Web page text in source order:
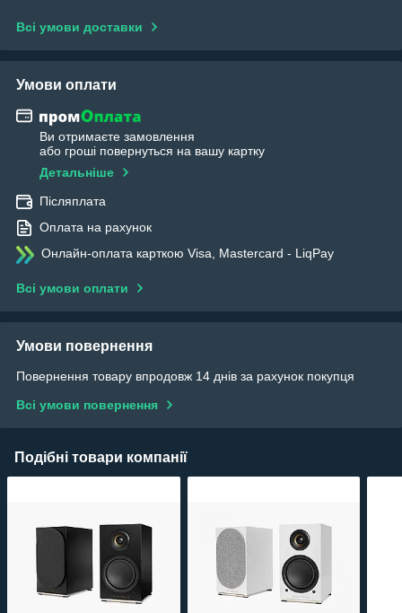
Всі умови доставки
Умови оплати
Ви отримаєте замовлення
або гроші повернуться на вашу картку
Детальніше
Післяплата
Оплата на рахунок
Онлайн-оплата карткою Visa, Mastercard - LiqPay
Всі умови оплати
Умови повернення
Повернення товару впродовж 14 днів за рахунок покупця
Всі умови повернення
Подібні товари компанії